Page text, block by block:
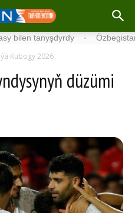
· Özbegistanda
Kubogy 2026
düzümi